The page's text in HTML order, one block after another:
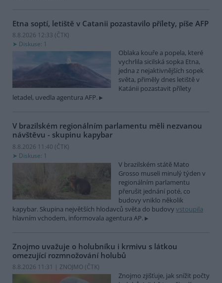
Etna soptí, letiště v Catanii pozastavilo přílety, píše AFP
8.8.2026 12:33 (ČTK)
Diskuse: 1
Oblaka kouře a popela, které
vychrlila sicilská sopka Etna,
jedna z nejaktivnějších sopek
světa, přiměly dnes letiště v
Katánii pozastavit přílety
letadel, uvedla agentura AFP.
V brazilském regionálním parlamentu měli nezvanou
návštěvu - skupinu kapybar
8.8.2026 11:40 (ČTK)
Diskuse: 1
V brazilském státě Mato
Grosso museli minulý týden v
regionálním parlamentu
přerušit jednání poté, co
budovy vniklo několik
kapybar. Skupina největších hlodavců světa do budovy vstoupila
hlavním vchodem, informovala agentura AP.
Znojmo uvažuje o holubníku i krmivu s látkou
omezující rozmnožování holubů
8.8.2026 11:31 | ZNOJMO (ČTK)
Znojmo zjišťuje, jak snížit počty